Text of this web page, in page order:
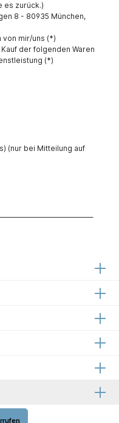
es zurück.)
8 - 80935 München,
von mir/uns (*)
der folgenden Waren
(*)
(nur bei Mitteilung auf